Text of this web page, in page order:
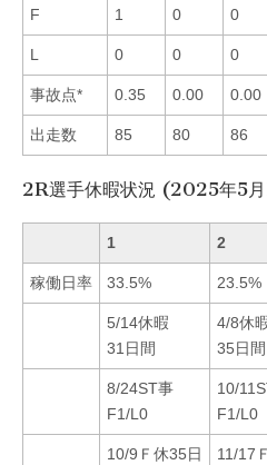
F 1 0 0
L 0 0 0
事故点* 0.35 0.00 0.00
出走数 85 80 86
2R選手休暇状況 (2025年5
1 2
稼働日率 33.5% 23.5%
5/14休暇
31日間
4/8休
35日間
8/24ST事
F1/L0
10/
F1/L0
10/9Ｆ休35日
11/17